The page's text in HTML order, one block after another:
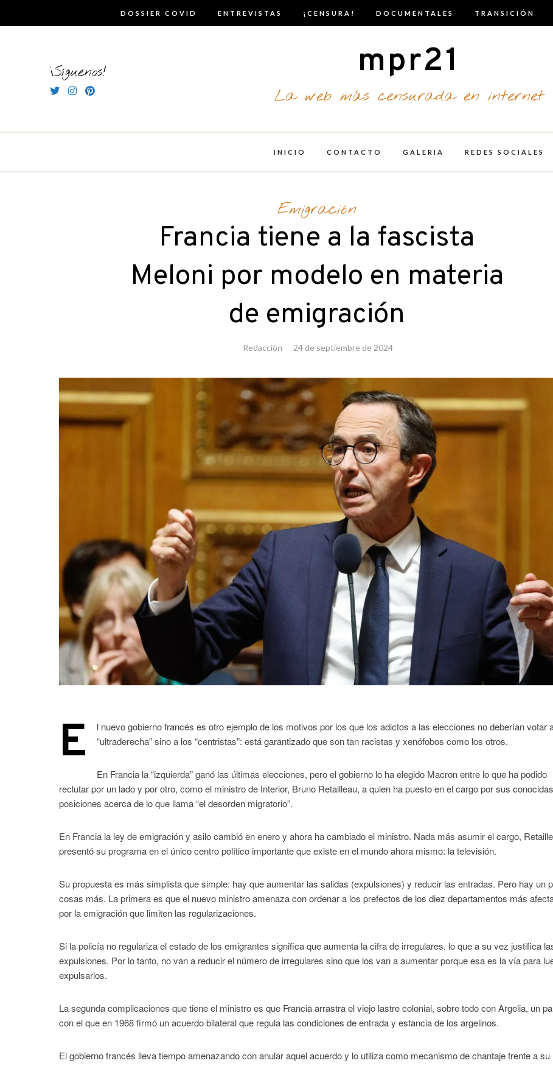
DOSSIER COVID ENTREVISTAS ¡CENSURA! DOCUMENTALES TRANSICIÓN
¡Síguenos! mpr21
La web más censurada en internet
INICIO CONTACTO GALERIA REDES SOCIALES
Emigración
Francia tiene a la fascista
Meloni por modelo en materia
de emigración
Redacción 24 de septiembre de 2024
E
l nuevo gobierno francés es otro ejemplo de los motivos por los que los adictos a las elecciones no deberían votar
“ultraderecha” sino a los “centristas”: está garantizado que son tan racistas y xenófobos como los otros.
En Francia la “izquierda” ganó las últimas elecciones, pero el gobierno lo ha elegido Macron entre lo que ha podido
reclutar por un lado y por otro, como el ministro de Interior, Bruno Retailleau, a quien ha puesto en el cargo por sus conocidas
posiciones acerca de lo que llama “el desorden migratorio”.
En Francia la ley de emigración y asilo cambió en enero y ahora ha cambiado el ministro. Nada más asumir el cargo,
presentó su programa en el único centro político importante que existe en el mundo ahora mismo: la televisión.
Su propuesta es más simplista que simple: hay que aumentar las salidas (expulsiones) y reducir las entradas. Pero hay un
cosas más. La primera es que el nuevo ministro amenaza con ordenar a los prefectos de los diez departamentos más
por la emigración que limiten las regularizaciones.
Si la policía no regulariza el estado de los emigrantes significa que aumenta la cifra de irregulares, lo que a su vez justifica
expulsiones. Por lo tanto, no van a reducir el número de irregulares sino que los van a aumentar porque esa es la vía para
expulsarlos.
La segunda complicaciones que tiene el ministro es que Francia arrastra el viejo lastre colonial, sobre todo con Argelia, un
con el que en 1968 firmó un acuerdo bilateral que regula las condiciones de entrada y estancia de los argelinos.
El gobierno francés lleva tiempo amenazando con anular aquel acuerdo y lo utiliza como mecanismo de chantaje frente a su